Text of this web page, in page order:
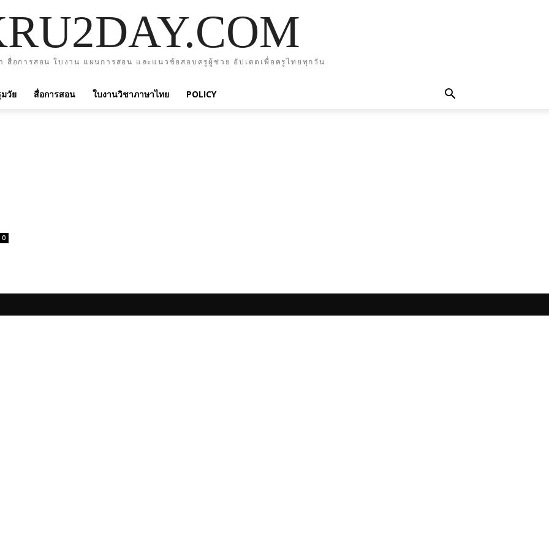
สื่อการสอน ใบงาน แผนการสอน และแนวข้อสอบครูผู้ช่วย อัปเดตเพื่อครูไทยทุกวัน
วัย สื่อการสอน ใบงานวิชาภาษาไทย POLICY
0